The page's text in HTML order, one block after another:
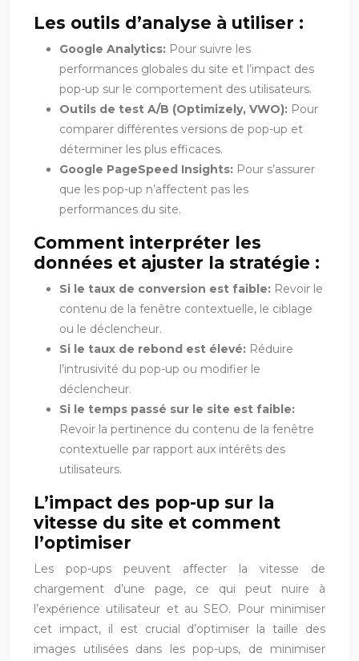
Les outils d’analyse à utiliser :
Google Analytics: Pour suivre les
performances globales du site et l’impact des
pop-up sur le comportement des utilisateurs.
Outils de test A/B (Optimizely, VWO): Pour
comparer différentes versions de pop-up et
déterminer les plus efficaces.
Google PageSpeed Insights: Pour s’assurer
que les pop-up n’affectent pas les
performances du site.
Comment interpréter les
données et ajuster la stratégie :
Si le taux de conversion est faible: Revoir le
contenu de la fenêtre contextuelle, le ciblage
ou le déclencheur.
Si le taux de rebond est élevé: Réduire
l’intrusivité du pop-up ou modifier le
déclencheur.
Si le temps passé sur le site est faible:
Revoir la pertinence du contenu de la fenêtre
contextuelle par rapport aux intérêts des
utilisateurs.
L’impact des pop-up sur la
vitesse du site et comment
l’optimiser
Les pop-ups peuvent affecter la vitesse de
chargement d’une page, ce qui peut nuire à
l’expérience utilisateur et au SEO. Pour minimiser
cet impact, il est crucial d’optimiser la taille des
images utilisées dans les pop-ups, de minimiser